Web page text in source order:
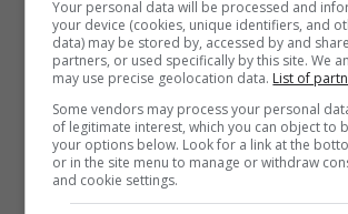
Festival
Festival – LDA
Radio Stop
Radio Stop
Your personal data will be processed and
your device (cookies, unique identifiers, and
data) may be stored by, accessed by and
partners, or used specifically by this site. We
may use precise geolocation data. List of
Some vendors may process your personal
of legitimate interest, which you can object to
your options below. Look for a link at the
or in the site menu to manage or withdraw
and cookie settings.